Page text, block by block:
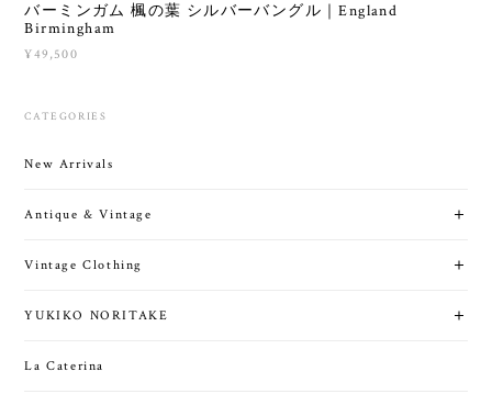
バーミンガム 楓の葉 シルバーバングル｜England
Birmingham
¥49,500
CATEGORIES
New Arrivals
Antique & Vintage
Vintage Clothing
YUKIKO NORITAKE
La Caterina